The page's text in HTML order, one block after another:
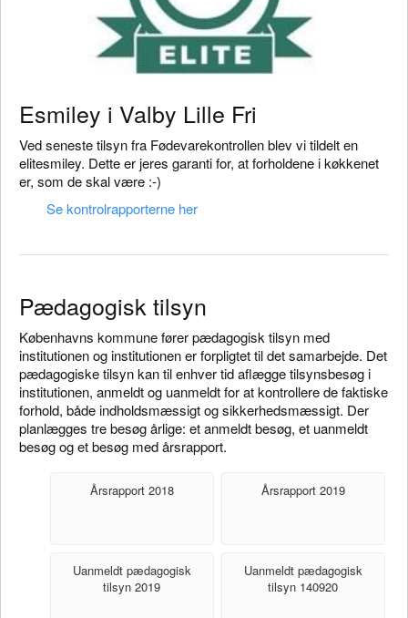
Esmiley i Valby Lille Fri
Ved seneste tilsyn fra Fødevarekontrollen blev vi tildelt en
elitesmiley. Dette er jeres garanti for, at forholdene i køkkenet
er, som de skal være :-)
Se kontrolrapporterne her
Pædagogisk tilsyn
Københavns kommune fører pædagogisk tilsyn med
institutionen og institutionen er forpligtet til det samarbejde. Det
pædagogiske tilsyn kan til enhver tid aflægge tilsynsbesøg i
institutionen, anmeldt og uanmeldt for at kontrollere de faktiske
forhold, både indholdsmæssigt og sikkerhedsmæssigt. Der
planlægges tre besøg årlige: et anmeldt besøg, et uanmeldt
besøg og et besøg med årsrapport.
Årsrapport 2018 Årsrapport 2019
Uanmeldt pædagogisk
tilsyn 2019
Uanmeldt pædagogisk
tilsyn 140920